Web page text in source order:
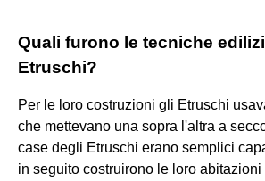
Quali furono le tecniche
Etruschi?
Per le loro costruzioni gli Etruschi
che mettevano una sopra l'altra a
case degli Etruschi erano semplici
in seguito costruirono le loro abitazioni